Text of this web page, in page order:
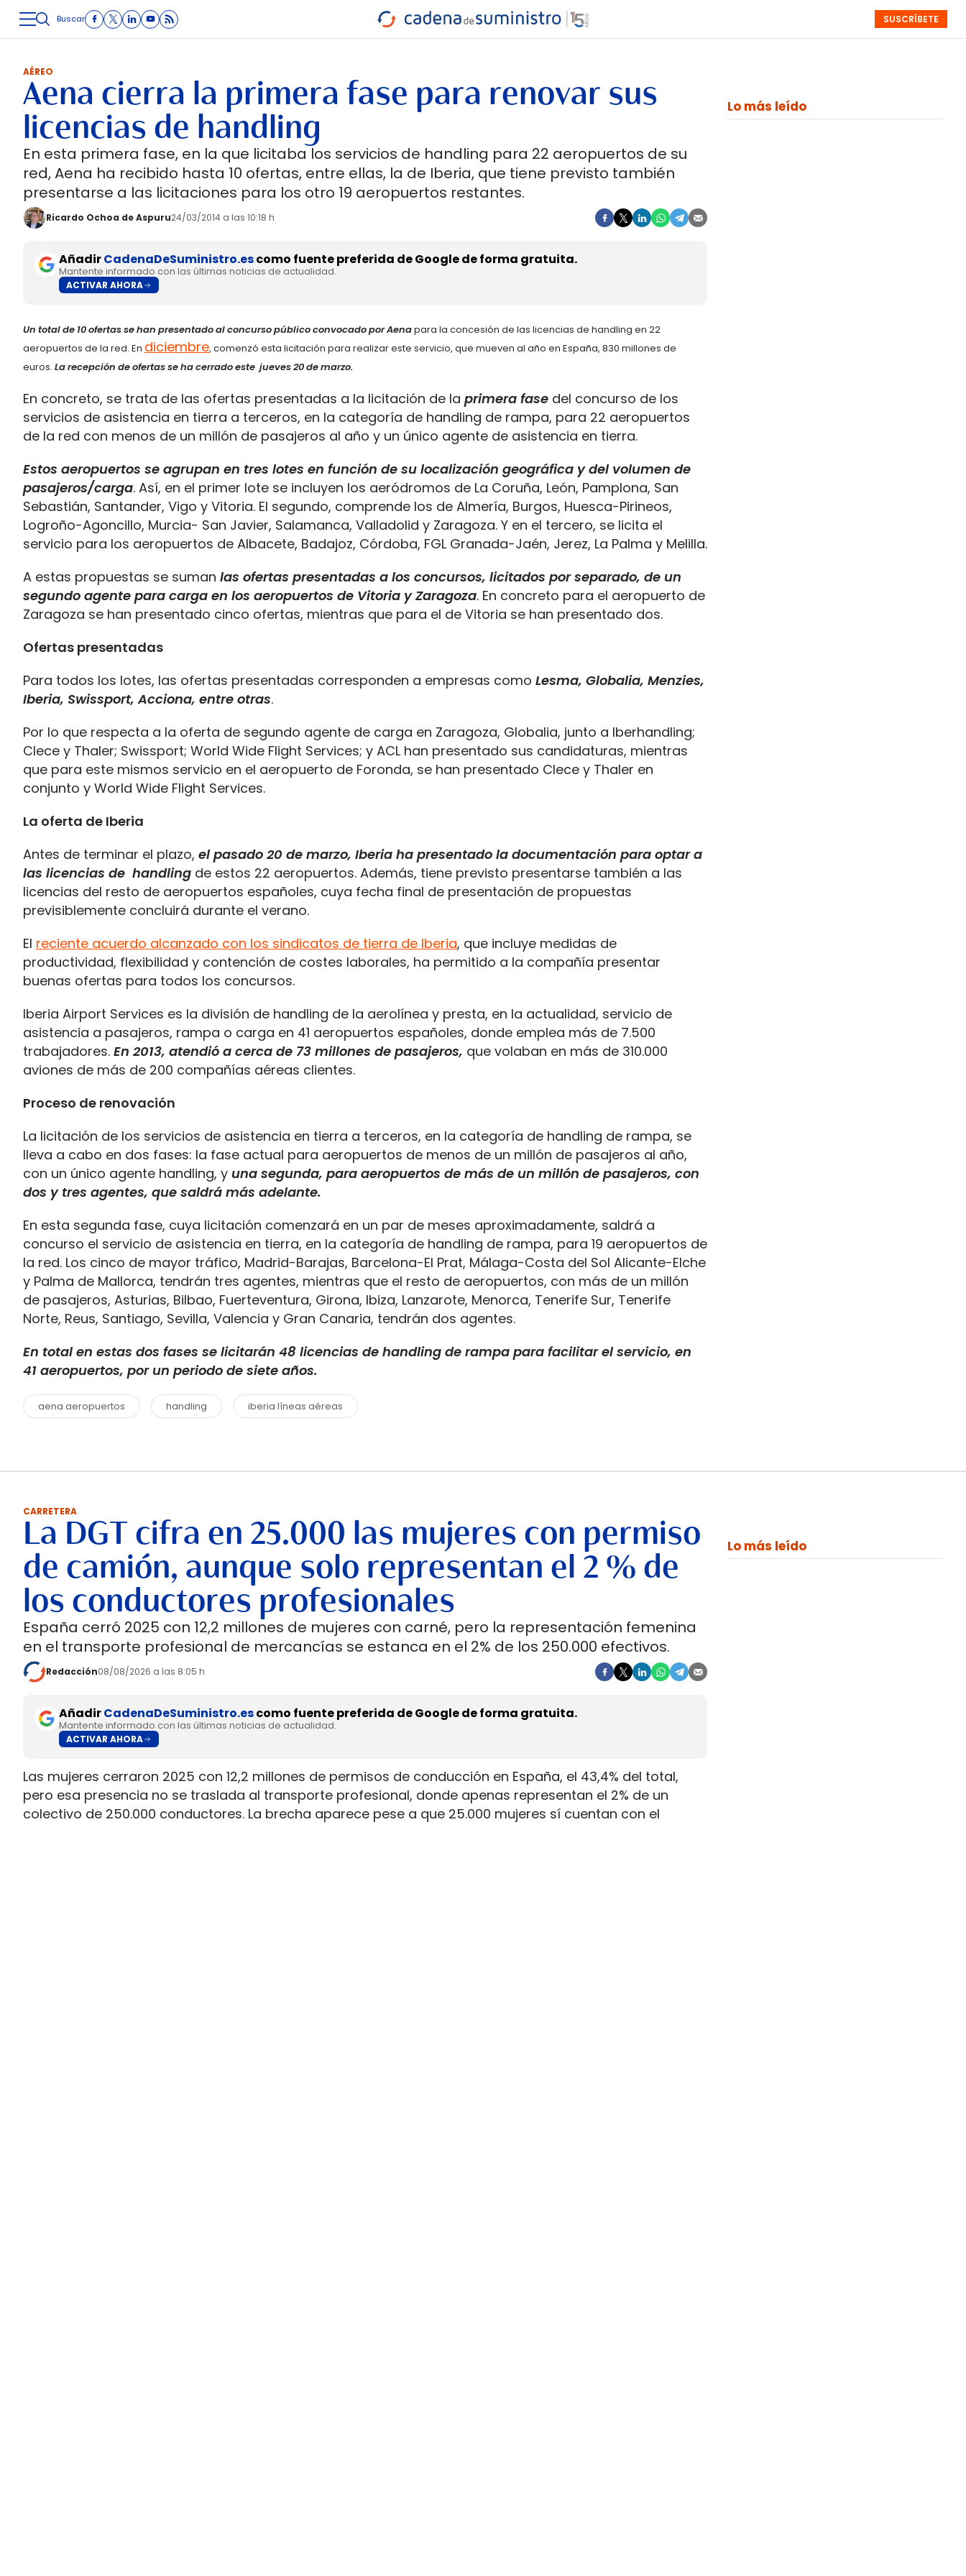
LOGÍSTICA INMOLOGÍSTICA INTRALOGÍSTICA CARRETERA
CARRETERA
MARÍTIMO INTERMODAL PROTAGONISTAS
SEMANALES
MONOGRÁFICOS EVENTOS
SUSCRÍBETE
Buscar
AÉREO
Aena cierra la primera fase para renovar sus
licencias de handling
En esta primera fase, en la que licitaba los servicios de handling para 22 aeropuertos de su
red, Aena ha recibido hasta 10 ofertas, entre ellas, la de Iberia, que tiene previsto también
presentarse a las licitaciones para los otro 19 aeropuertos restantes.
Ricardo Ochoa de Aspuru24/03/2014 a las 10:18 h
AñadirCadenaDeSuministro.escomo fuente preferida de Google de forma gratuita.
Mantente informado con las últimas noticias de actualidad.
ACTIVAR AHORA
Un total de 10 ofertas se han presentado al concurso público convocado por Aenapara la concesión de las licencias de handling en 22
aeropuertos de la red. En diciembre, comenzó esta licitación para realizar este servicio, que mueven al año en España, 830 millones de
euros. La recepción de ofertas se ha cerrado este jueves 20 de marzo.
En concreto, se trata de las ofertas presentadas a la licitación de la primera fase del concurso de los
servicios de asistencia en tierra a terceros, en la categoría de handling de rampa, para 22 aeropuertos
de la red con menos de un millón de pasajeros al año y un único agente de asistencia en tierra.
Estos aeropuertos se agrupan en tres lotes en función de su localización geográfica y del volumen de
pasajeros/carga. Así, en el primer lote se incluyen los aeródromos de La Coruña, León, Pamplona, San
Sebastián, Santander, Vigo y Vitoria. El segundo, comprende los de Almería, Burgos, Huesca-Pirineos,
Logroño-Agoncillo, Murcia- San Javier, Salamanca, Valladolid y Zaragoza. Y en el tercero, se licita el
servicio para los aeropuertos de Albacete, Badajoz, Córdoba, FGL Granada-Jaén, Jerez, La Palma y Melilla.
A estas propuestas se suman las ofertas presentadas a los concursos, licitados por separado, de un
segundo agente para carga en los aeropuertos de Vitoria y Zaragoza. En concreto para el aeropuerto de
Zaragoza se han presentado cinco ofertas, mientras que para el de Vitoria se han presentado dos.
Ofertas presentadas
Para todos los lotes, las ofertas presentadas corresponden a empresas como Lesma, Globalia, Menzies,
Iberia, Swissport, Acciona, entre otras.
Por lo que respecta a la oferta de segundo agente de carga en Zaragoza, Globalia, junto a Iberhandling;
Clece y Thaler; Swissport; World Wide Flight Services; y ACL han presentado sus candidaturas, mientras
que para este mismos servicio en el aeropuerto de Foronda, se han presentado Clece y Thaler en
conjunto y World Wide Flight Services.
La oferta de Iberia
Antes de terminar el plazo, el pasado 20 de marzo, Iberia ha presentado la documentación para optar a
las licencias de handling de estos 22 aeropuertos. Además, tiene previsto presentarse también a las
licencias del resto de aeropuertos españoles, cuya fecha final de presentación de propuestas
previsiblemente concluirá durante el verano.
El reciente acuerdo alcanzado con los sindicatos de tierra de Iberia, que incluye medidas de
productividad, flexibilidad y contención de costes laborales, ha permitido a la compañía presentar
buenas ofertas para todos los concursos.
Iberia Airport Services es la división de handling de la aerolínea y presta, en la actualidad, servicio de
asistencia a pasajeros, rampa o carga en 41 aeropuertos españoles, donde emplea más de 7.500
trabajadores. En 2013, atendió a cerca de 73 millones de pasajeros, que volaban en más de 310.000
aviones de más de 200 compañías aéreas clientes.
Proceso de renovación
La licitación de los servicios de asistencia en tierra a terceros, en la categoría de handling de rampa, se
lleva a cabo en dos fases: la fase actual para aeropuertos de menos de un millón de pasajeros al año,
con un único agente handling, y una segunda, para aeropuertos de más de un millón de pasajeros, con
dos y tres agentes, que saldrá más adelante.
En esta segunda fase, cuya licitación comenzará en un par de meses aproximadamente, saldrá a
concurso el servicio de asistencia en tierra, en la categoría de handling de rampa, para 19 aeropuertos de
la red. Los cinco de mayor tráfico, Madrid-Barajas, Barcelona-El Prat, Málaga-Costa del Sol Alicante-Elche
y Palma de Mallorca, tendrán tres agentes, mientras que el resto de aeropuertos, con más de un millón
de pasajeros, Asturias, Bilbao, Fuerteventura, Girona, Ibiza, Lanzarote, Menorca, Tenerife Sur, Tenerife
Norte, Reus, Santiago, Sevilla, Valencia y Gran Canaria, tendrán dos agentes.
En total en estas dos fases se licitarán 48 licencias de handling de rampa para facilitar el servicio, en
41 aeropuertos, por un periodo de siete años.
aena aeropuertos handling iberia líneas aéreas
Lo más leído
CARRETERA
La DGT cifra en 25.000 las mujeres con permiso
de camión, aunque solo representan el 2 % de
los conductores profesionales
España cerró 2025 con 12,2 millones de mujeres con carné, pero la representación femenina
en el transporte profesional de mercancías se estanca en el 2% de los 250.000 efectivos.
Redacción08/08/2026 a las 8:05 h
AñadirCadenaDeSuministro.escomo fuente preferida de Google de forma gratuita.
Mantente informado con las últimas noticias de actualidad.
ACTIVAR AHORA
Las mujeres cerraron 2025 con 12,2 millones de permisos de conducción en España, el 43,4% del total,
pero esa presencia no se traslada al transporte profesional, donde apenas representan el 2% de un
colectivo de 250.000 conductores. La brecha aparece pese a que 25.000 mujeres sí cuentan con el
Lo más leído